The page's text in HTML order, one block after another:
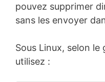
pouvez supprimer
sans les envoyer
Sous Linux, selon
utilisez :